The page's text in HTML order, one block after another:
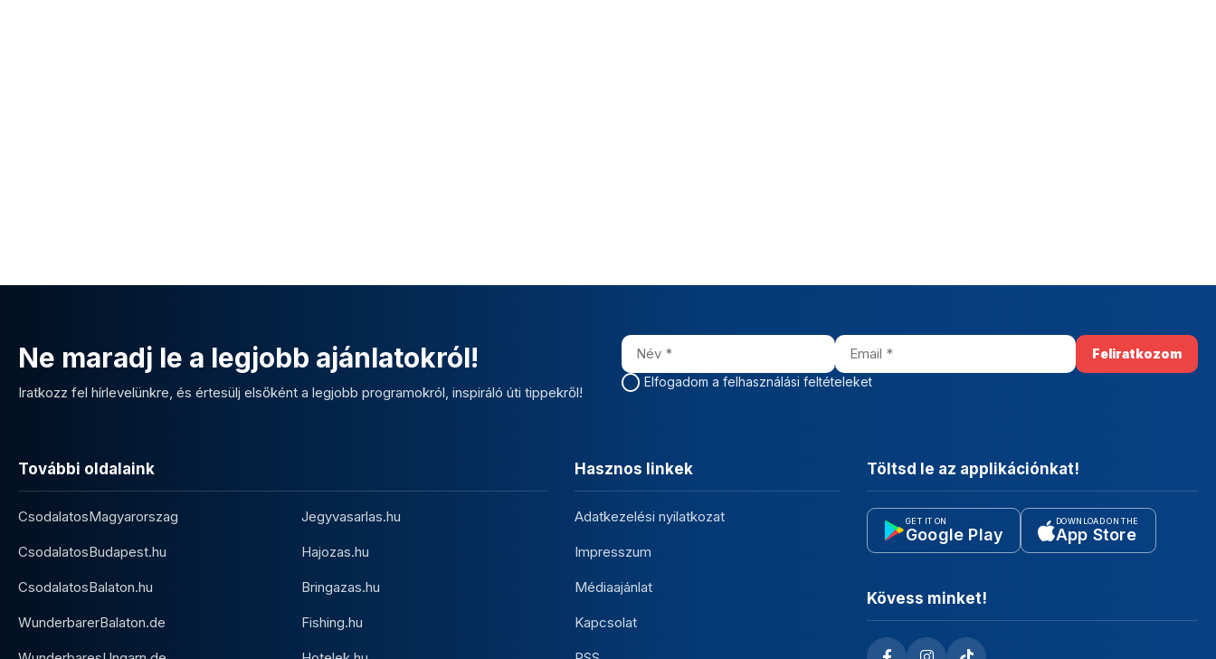
Ne maradj le a legjobb ajánlatokról!
Iratkozz fel hírlevelünkre, és értesülj elsőként a legjobb programokról, inspiráló úti tippekről!
Elfogadom a felhasználási feltételeket
További oldalaink
CsodalatosMagyarorszag
CsodalatosBudapest.hu
CsodalatosBalaton.hu
WunderbarerBalaton.de
Jegyvasarlas.hu
Hajozas.hu
Bringazas.hu
Fishing.hu
Hasznos linkek
Adatkezelési nyilatkozat
Impresszum
Médiaajánlat
Kapcsolat
Töltsd le az applikációnkat!
GET IT ON
Google Play
DOWNLOAD ON THE
App Store
Kövess minket!